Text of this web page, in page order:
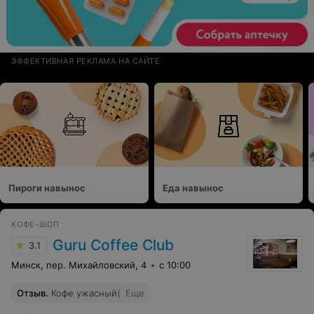
ЭФФЕКТИВНАЯ РЕКЛАМА НА САЙТЕ
Пироги навынос Еда навынос
КОФЕ-ШОП
3.1 Guru Coffee Club
Минск, пер. Михайловский, 4 с 10:00
Отзыв. Кофе ужасный( Еще